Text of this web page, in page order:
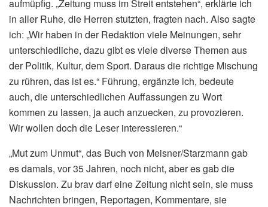
aufmüpfig. „Zeitung muss im Streit entstehen“, erklärte ich
in aller Ruhe, die Herren stutzten, fragten nach. Also sagte
ich: „Wir haben in der Redaktion viele Meinungen, sehr
unterschiedliche, dazu gibt es viele diverse Themen aus
der Politik, Kultur, dem Sport. Daraus die richtige Mischung
zu rühren, das ist es.“ Führung, ergänzte ich, bedeute
auch, die unterschiedlichen Auffassungen zu Wort
kommen zu lassen, ja auch anzuecken, zu provozieren.
Wir wollen doch die Leser interessieren.“
„Mut zum Unmut“, das Buch von Meisner/Starzmann gab
es damals, vor 35 Jahren, noch nicht, aber es gab die
Diskussion. Zu brav darf eine Zeitung nicht sein, sie muss
Nachrichten bringen, Reportagen, Kommentare, sie